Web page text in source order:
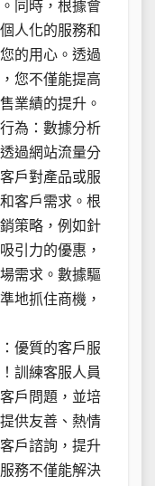
同時，根據會
人化的服務和
的用心。透過
您不僅能提高
業績的提升。
為：數據分析
過網站流量分
戶對產品或服
客戶需求。根
策略，例如針
引力的優惠，
需求。數據驅
地抓住商機，
優質的客戶服
訓練客服人員
戶問題，並培
供友善、熱情
戶諮詢，提升
務不僅能解決